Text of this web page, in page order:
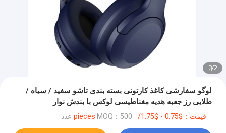
3
/
3
لوگو سفارشی کاغذ کارتونی بسته بندی تاشو سفید / سیاه /
طلایی رز جعبه هدیه مغناطیسی لوکس با بندش نوار
قیمت：$0.75 - $1.75/pieces MOQ：500 عدد